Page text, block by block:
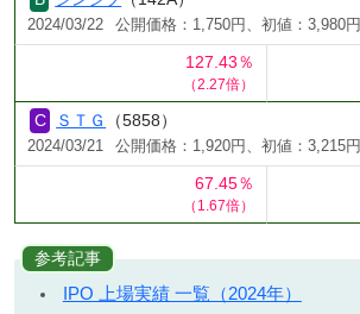
2024/03/22 公開価格：1,750円、初値：3,980円
127.43％
（2.27倍）
ＳＴＧ （5858）
2024/03/21 公開価格：1,920円、初値：3,215円
67.45％
（1.67倍）
参考記事
IPO 上場実績 一覧（2024年）